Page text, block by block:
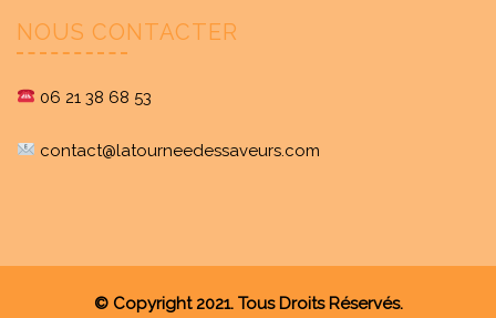
NOUS CONTACTER
06 21 38 68 53
contact@latourneedessaveurs.com
© Copyright 2021. Tous Droits Réservés.